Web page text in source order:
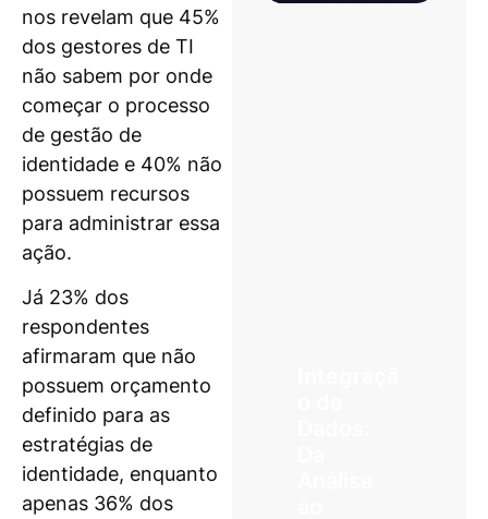
nos revelam que 45%
dos gestores de TI
não sabem por onde
começar o processo
de gestão de
identidade e 40% não
possuem recursos
para administrar essa
ação.
Já 23% dos
respondentes
afirmaram que não
possuem orçamento
definido para as
estratégias de
identidade, enquanto
apenas 36% dos